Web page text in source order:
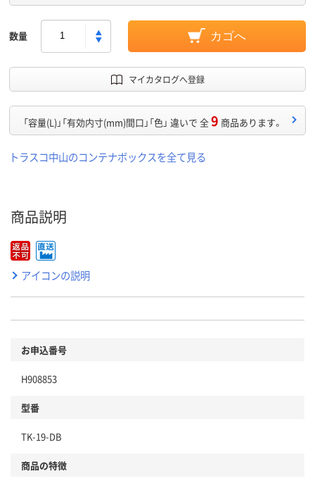
数量 カゴへ
マイカタログへ登録
「容量(L)」「有効内寸(mm)間口」「色」 違いで 全9 商品あります。
トラスコ中山のコンテナボックスを全て見る
商品説明
アイコンの説明
お申込番号
H908853
型番
TK-19-DB
商品の特徴